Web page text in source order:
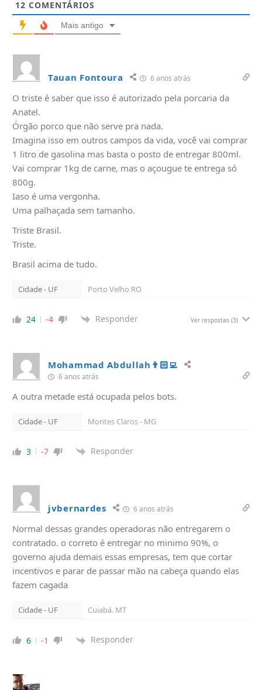
12 COMENTÁRIOS
Mais antigo
Tauan Fontoura 6 anos atrás
O triste é saber que isso é autorizado pela porcaria da
Anatel.
Órgão porco que não serve pra nada.
Imagina isso em outros campos da vida, você vai comprar
1 litro de gasolina mas basta o posto de entregar 800ml.
Vai comprar 1kg de carne, mas o açougue te entrega só
800g.
Iaso é uma vergonha.
Uma palhaçada sem tamanho.
Triste Brasil.
Triste.
Brasil acima de tudo.
Cidade - UF Porto Velho RO
24 -4 Responder Ver respostas (3)
Mohammad Abdullah👨🏻‍💻
6 anos atrás
A outra metade está ocupada pelos bots.
Cidade - UF Montes Claros - MG
3 -7 Responder
jvbernardes 6 anos atrás
Normal dessas grandes operadoras não entregarem o
contratado. o correto é entregar no minimo 90%, o
governo ajuda demais essas empresas, tem que cortar
incentivos e parar de passar mão na cabeça quando elas
fazem cagada
Cidade - UF Cuiabá. MT
6 -1 Responder